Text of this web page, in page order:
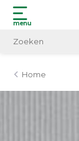
menu
Home